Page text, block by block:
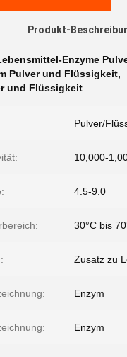
Produkt-
Enzyme
Pulver und Flüssigkeit,
und Flüssigkeit
Pulver/
10,000-
4.5-9.0
30°C bis
Zusatz zu
Enzym
Enzym